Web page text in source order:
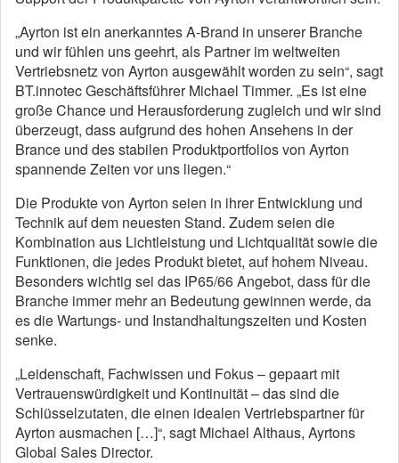
„Ayrton ist ein anerkanntes A-Brand in unserer Branche
und wir fühlen uns geehrt, als Partner im weltweiten
Vertriebsnetz von Ayrton ausgewählt worden zu sein“, sagt
BT.innotec Geschäftsführer Michael Timmer. „Es ist eine
große Chance und Herausforderung zugleich und wir sind
überzeugt, dass aufgrund des hohen Ansehens in der
Brance und des stabilen Produktportfolios von Ayrton
spannende Zeiten vor uns liegen.“
Die Produkte von Ayrton seien in ihrer Entwicklung und
Technik auf dem neuesten Stand. Zudem seien die
Kombination aus Lichtleistung und Lichtqualität sowie die
Funktionen, die jedes Produkt bietet, auf hohem Niveau.
Besonders wichtig sei das IP65/66 Angebot, dass für die
Branche immer mehr an Bedeutung gewinnen werde, da
es die Wartungs- und Instandhaltungszeiten und Kosten
senke.
„Leidenschaft, Fachwissen und Fokus – gepaart mit
Vertrauenswürdigkeit und Kontinuität – das sind die
Schlüsselzutaten, die einen idealen Vertriebspartner für
Ayrton ausmachen […]“, sagt Michael Althaus, Ayrtons
Global Sales Director.